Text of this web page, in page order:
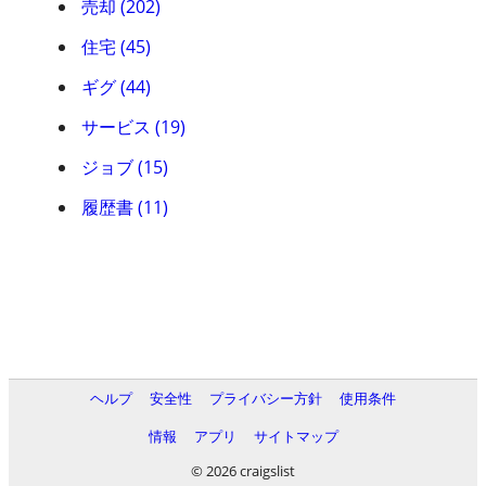
売却 (202)
住宅 (45)
ギグ (44)
サービス (19)
ジョブ (15)
履歴書 (11)
ヘルプ 安全性 プライバシー方針
使用条件
情報
アプリ
サイトマップ
© 2026 craigslist